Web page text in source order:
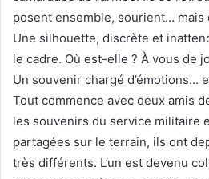
posent ensemble, sourient… mais
Une silhouette, discrète et
le cadre. Où est-elle ? À vous de
Un souvenir chargé d’émotions…
Tout commence avec deux amis
les souvenirs du service militaire
partagées sur le terrain, ils ont
très différents. L’un est devenu